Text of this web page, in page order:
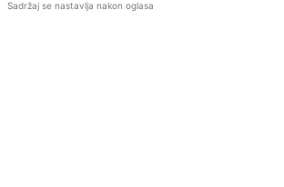
Sadržaj se nastavlja nakon oglasa